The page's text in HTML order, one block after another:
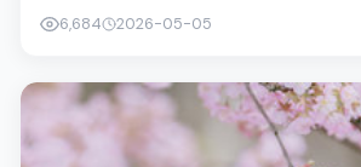
妹般羁绊，文本层面兼顾悬疑线索与情...
6,684 2026-05-05